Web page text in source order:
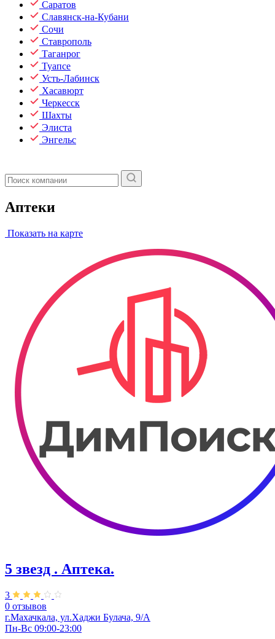
Саратов
Славянск-на-Кубани
Сочи
Ставрополь
Таганрог
Туапсе
Усть-Лабинск
Хасавюрт
Черкесск
Шахты
Элиста
Энгельс
Аптеки
Показать на карте
5 звезд . Аптека.
3
0 отзывов
г.Махачкала, ул.Хаджи Булача, 9/А
Пн-Вс 09:00-23:00